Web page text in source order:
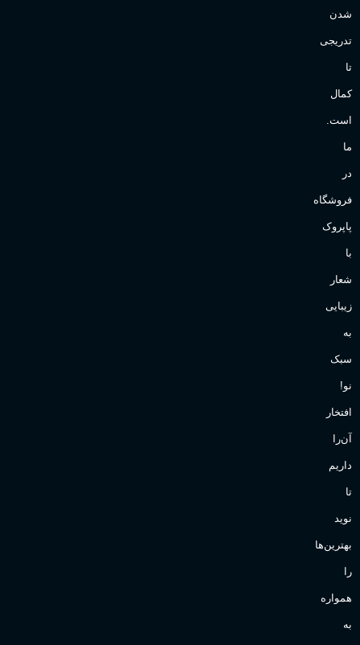
شدن
تدریجی
تا
کمال
است.
ما
در
فروشگاه
پاپروک
با
شعار
زیبایی
به
سبک
نو!
افتخار
آن‌را
داریم
تا
نوید
بهترین‌ها
را
همواره
به